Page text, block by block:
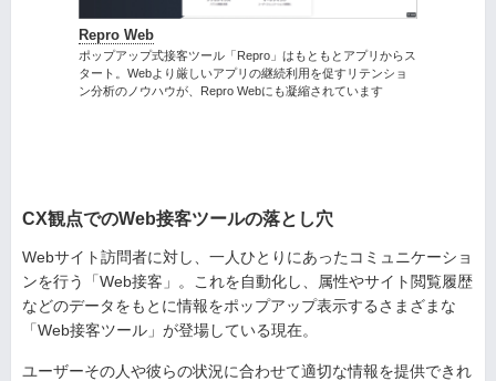
Repro Web
ポップアップ式接客ツール「Repro」はもともとアプリからス
タート。Webより厳しいアプリの継続利用を促すリテンショ
ン分析のノウハウが、Repro Webにも凝縮されています
CX観点でのWeb接客ツールの落とし穴
Webサイト訪問者に対し、一人ひとりにあったコミュニケーショ
ンを行う「Web接客」。これを自動化し、属性やサイト閲覧履歴
などのデータをもとに情報をポップアップ表示するさまざまな
「Web接客ツール」が登場している現在。
ユーザーその人や彼らの状況に合わせて適切な情報を提供できれ